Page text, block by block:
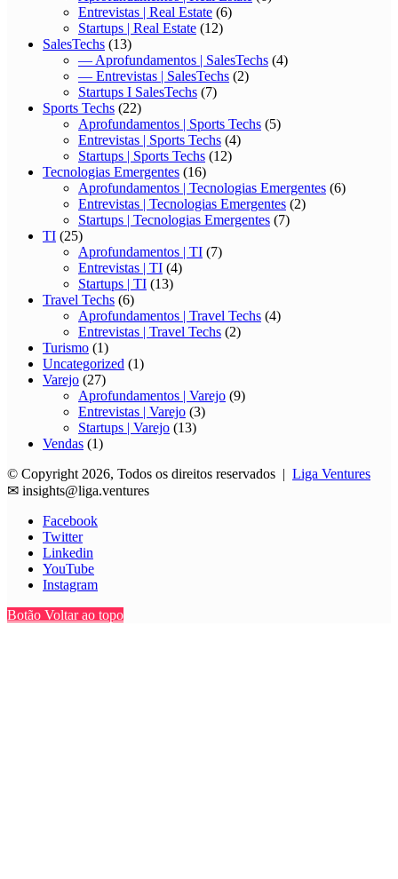
Entrevistas | Real Estate (6)
Startups | Real Estate (12)
SalesTechs (13)
— Aprofundamentos | SalesTechs (4)
— Entrevistas | SalesTechs (2)
Startups I SalesTechs (7)
Sports Techs (22)
Aprofundamentos | Sports Techs (5)
Entrevistas | Sports Techs (4)
Startups | Sports Techs (12)
Tecnologias Emergentes (16)
Aprofundamentos | Tecnologias Emergentes (6)
Entrevistas | Tecnologias Emergentes (2)
Startups | Tecnologias Emergentes (7)
TI (25)
Aprofundamentos | TI (7)
Entrevistas | TI (4)
Startups | TI (13)
Travel Techs (6)
Aprofundamentos | Travel Techs (4)
Entrevistas | Travel Techs (2)
Turismo (1)
Uncategorized (1)
Varejo (27)
Aprofundamentos | Varejo (9)
Entrevistas | Varejo (3)
Startups | Varejo (13)
Vendas (1)
© Copyright 2026, Todos os direitos reservados | Liga Ventures
✉ insights@liga.ventures
Facebook
Twitter
Linkedin
YouTube
Instagram
Botão Voltar ao topo